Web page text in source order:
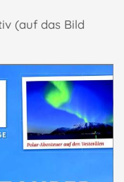
(auf das Bild